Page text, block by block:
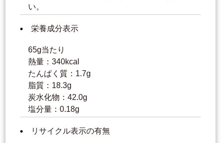
い。
栄養成分表示
65g当たり
熱量：340kcal
たんぱく質：1.7g
脂質：18.3g
炭水化物：42.0g
塩分量：0.18g
リサイクル表示の有無